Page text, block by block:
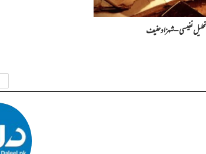
تحلیل نفیسی – شہزاد حنیف